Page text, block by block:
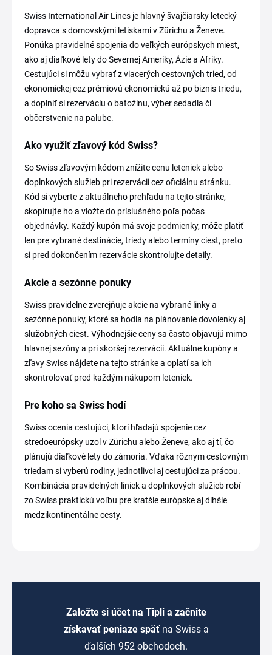
Swiss International Air Lines je hlavný švajčiarsky letecký
dopravca s domovskými letiskami v Zürichu a Ženeve.
Ponúka pravidelné spojenia do veľkých európskych miest,
ako aj diaľkové lety do Severnej Ameriky, Ázie a Afriky.
Cestujúci si môžu vybrať z viacerých cestovných tried, od
ekonomickej cez prémiovú ekonomickú až po biznis triedu,
a doplniť si rezerváciu o batožinu, výber sedadla či
občerstvenie na palube.
Ako využiť zľavový kód Swiss?
So Swiss zľavovým kódom znížite cenu leteniek alebo
doplnkových služieb pri rezervácii cez oficiálnu stránku.
Kód si vyberte z aktuálneho prehľadu na tejto stránke,
skopírujte ho a vložte do príslušného poľa počas
objednávky. Každý kupón má svoje podmienky, môže platiť
len pre vybrané destinácie, triedy alebo termíny ciest, preto
si pred dokončením rezervácie skontrolujte detaily.
Akcie a sezónne ponuky
Swiss pravidelne zverejňuje akcie na vybrané linky a
sezónne ponuky, ktoré sa hodia na plánovanie dovolenky aj
služobných ciest. Výhodnejšie ceny sa často objavujú mimo
hlavnej sezóny a pri skoršej rezervácii. Aktuálne kupóny a
zľavy Swiss nájdete na tejto stránke a oplatí sa ich
skontrolovať pred každým nákupom leteniek.
Pre koho sa Swiss hodí
Swiss ocenia cestujúci, ktorí hľadajú spojenie cez
stredoeurópsky uzol v Zürichu alebo Ženeve, ako aj tí, čo
plánujú diaľkové lety do zámoria. Vďaka rôznym cestovným
triedam si vyberú rodiny, jednotlivci aj cestujúci za prácou.
Kombinácia pravidelných liniek a doplnkových služieb robí
zo Swiss praktickú voľbu pre kratšie európske aj dlhšie
medzikontinentálne cesty.
Založte si účet na Tipli a začnite
získavať peniaze späť na Swiss a
ďalších 952 obchodoch.